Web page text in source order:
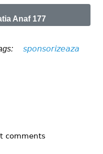
Anaf 177
sponsorizeaza
nici un cost, prin
comments